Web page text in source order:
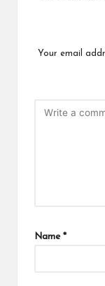
Your email
Name *